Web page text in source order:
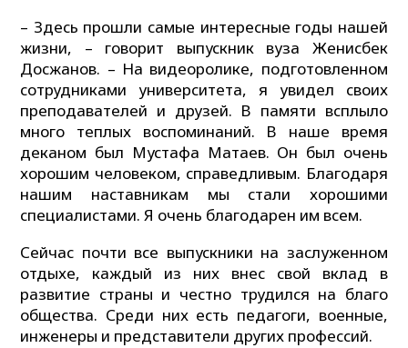
– Здесь прошли самые интересные годы нашей
жизни, – говорит выпускник вуза Женисбек
Досжанов. – На видеоролике, подготовленном
сотрудниками университета, я увидел своих
преподавателей и друзей. В памяти всплыло
много теплых воспоминаний. В наше время
деканом был Мустафа Матаев. Он был очень
хорошим человеком, справедливым. Благодаря
нашим наставникам мы стали хорошими
специалистами. Я очень благодарен им всем.
Сейчас почти все выпускники на заслуженном
отдыхе, каждый из них внес свой вклад в
развитие страны и честно трудился на благо
общества. Среди них есть педагоги, военные,
инженеры и представители других профессий.